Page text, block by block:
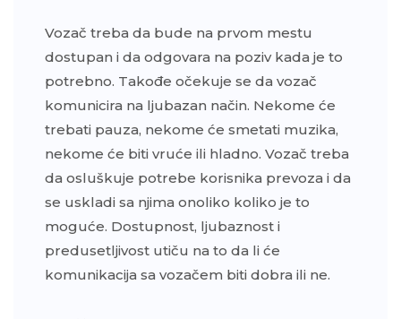
Vozač treba da bude na prvom mestu
dostupan i da odgovara na poziv kada je to
potrebno. Takođe očekuje se da vozač
komunicira na ljubazan način. Nekome će
trebati pauza, nekome će smetati muzika,
nekome će biti vruće ili hladno. Vozač treba
da osluškuje potrebe korisnika prevoza i da
se uskladi sa njima onoliko koliko je to
moguće. Dostupnost, ljubaznost i
predusetljivost utiču na to da li će
komunikacija sa vozačem biti dobra ili ne.